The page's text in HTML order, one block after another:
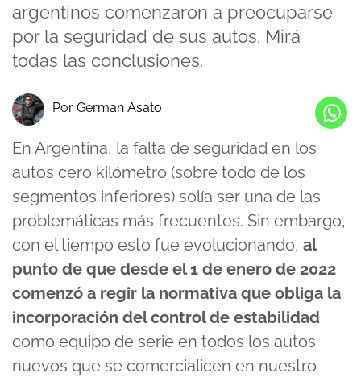
argentinos comenzaron a preocuparse
por la seguridad de sus autos. Mirá
todas las conclusiones.
Por German Asato
En Argentina, la falta de seguridad en los
autos cero kilómetro (sobre todo de los
segmentos inferiores) solía ser una de las
problemáticas más frecuentes. Sin embargo,
con el tiempo esto fue evolucionando, al
punto de que desde el 1 de enero de 2022
comenzó a regir la normativa que obliga la
incorporación del control de estabilidad
como equipo de serie en todos los autos
nuevos que se comercialicen en nuestro